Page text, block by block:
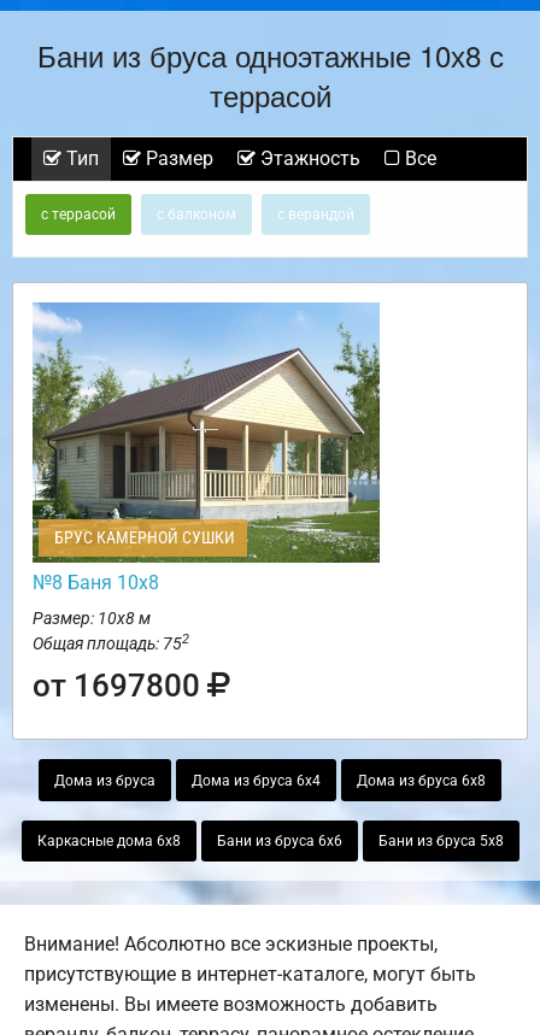
Бани из бруса одноэтажные 10х8 с
террасой
Тип Размер Этажность Все
с террасой с балконом с верандой
БРУС КАМЕРНОЙ СУШКИ
№8 Баня 10х8
Размер: 10х8 м
Общая площадь: 752
от 1697800
Дома из бруса Дома из бруса 6х4 Дома из бруса 6х8
Каркасные дома 6х8 Бани из бруса 6х6 Бани из бруса 5х8
Внимание! Абсолютно все эскизные проекты,
присутствующие в интернет-каталоге, могут быть
изменены. Вы имеете возможность добавить